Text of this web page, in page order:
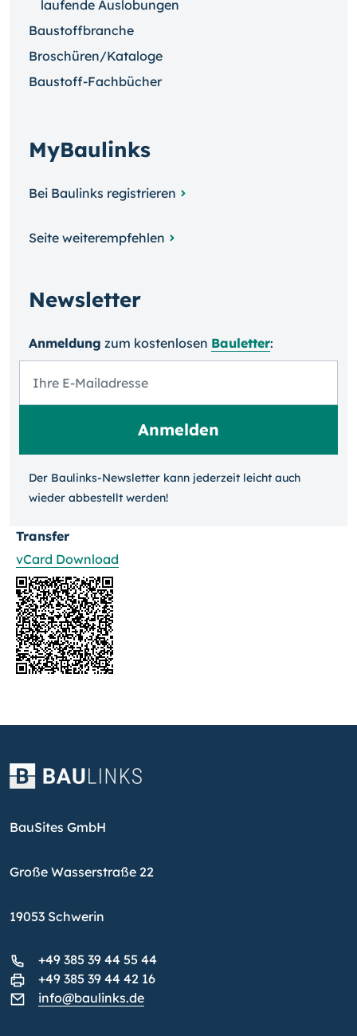
laufende Auslobungen
Baustoffbranche
Broschüren/Kataloge
Baustoff-Fachbücher
MyBaulinks
Bei Baulinks registrieren
Seite weiterempfehlen
Newsletter
Anmeldung zum kosten­losen Bauletter:
Der Baulinks-Newsletter kann jeder­zeit leicht auch
wieder ab­bestellt werden!
Transfer
vCard Download
BauSites GmbH
Große Wasserstraße 22
19053 Schwerin
+49 385 39 44 55 44
+49 385 39 44 42 16
info@baulinks.de